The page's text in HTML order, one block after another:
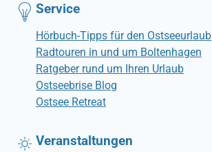
Service
Hörbuch-Tipps für den Ostseeurlaub
Radtouren in und um Boltenhagen
Ratgeber rund um Ihren Urlaub
Ostseebrise Blog
Ostsee Retreat
Veranstaltungen